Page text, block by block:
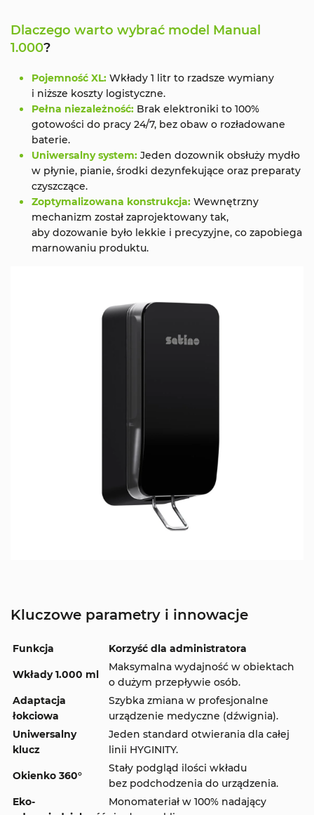
Dlaczego warto wybrać model Manual
1.000?
Pojemność XL: Wkłady 1 litr to rzadsze wymiany
i niższe koszty logistyczne.
Pełna niezależność: Brak elektroniki to 100%
gotowości do pracy 24/7, bez obaw o rozładowane
baterie.
Uniwersalny system: Jeden dozownik obsłuży mydło
w płynie, pianie, środki dezynfekujące oraz preparaty
czyszczące.
Zoptymalizowana konstrukcja: Wewnętrzny
mechanizm został zaprojektowany tak,
aby dozowanie było lekkie i precyzyjne, co zapobiega
marnowaniu produktu.
Kluczowe parametry i innowacje
Funkcja Korzyść dla administratora
Wkłady 1.000 ml
Maksymalna wydajność w obiektach
o dużym przepływie osób.
Adaptacja
łokciowa
Szybka zmiana w profesjonalne
urządzenie medyczne (dźwignia).
Uniwersalny
klucz
Jeden standard otwierania dla całej
linii HYGINITY.
Okienko 360°
Stały podgląd ilości wkładu
bez podchodzenia do urządzenia.
Eko-
Monomateriał w 100% nadający